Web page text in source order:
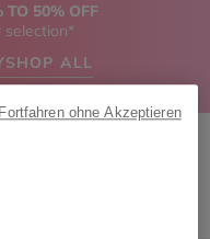
TO 50% OFF
selection*
SHOP ALL
Fortfahren ohne Akzeptieren